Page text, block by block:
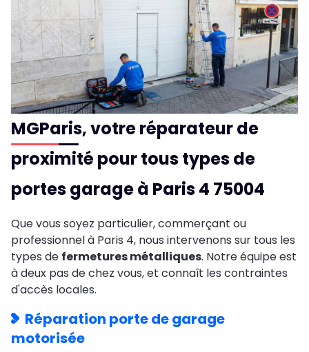
MGParis, votre réparateur de
proximité pour tous types de
portes garage à Paris 4 75004
Que vous soyez particulier, commerçant ou
professionnel à Paris 4, nous intervenons sur tous les
types de fermetures métalliques. Notre équipe est
à deux pas de chez vous, et connaît les contraintes
d'accès locales.
Réparation porte de garage
motorisée